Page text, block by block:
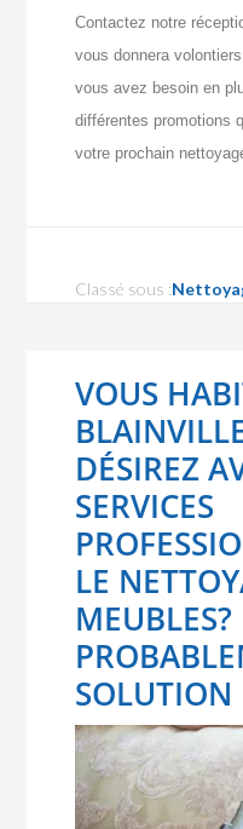
Contactez notre
vous donnera
vous avez besoin en
différentes promotions
votre prochain
Classé sous :
VOUS
DÉSIREZ
SERVICES
LE
SOLUTION